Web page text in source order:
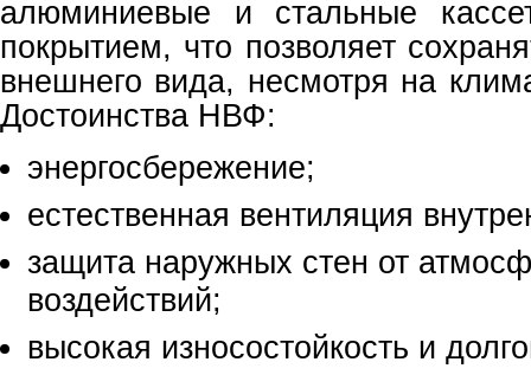
алюминиевые и стальные
покрытием, что позволяет
внешнего вида, несмотря на
Достоинства НВФ:
энергосбережение;
естественная вентиляция
защита наружных стен от
воздействий;
высокая износостойкость и